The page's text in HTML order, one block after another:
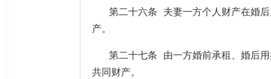
第二十六条 夫妻一方个人财产在婚
产。
第二十七条 由一方婚前承租、婚后
共同财产。